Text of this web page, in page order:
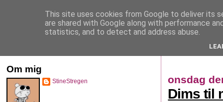
StineStregen
onsdag
Dims til
Om mig
StineStregen
This site uses cookies from Google to deliver its
are shared with Google along with performance
statistics, and to detect and address abuse.